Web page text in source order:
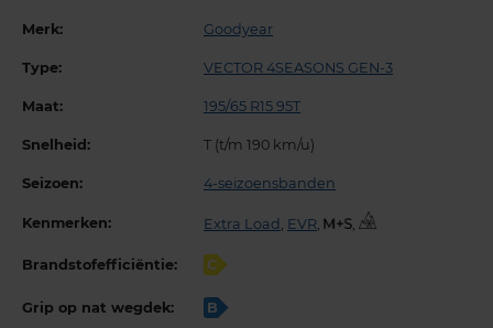
Merk: Goodyear
Type: VECTOR 4SEASONS GEN-3
Maat: 195/65 R15 95T
Snelheid: T (t/m 190 km/u)
Seizoen: 4-seizoensbanden
Kenmerken: Extra Load EVR ,
Brandstofefficiëntie: C
Grip op nat wegdek: B